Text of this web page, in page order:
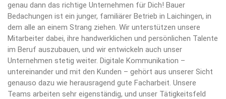
genau dann das richtige Unternehmen für Dich! Bauer
Bedachungen ist ein junger, familiärer Betrieb in Laichingen, in
dem alle an einem Strang ziehen. Wir unterstützen unsere
Mitarbeiter dabei, ihre handwerklichen und persönlichen Talente
im Beruf auszubauen, und wir entwickeln auch unser
Unternehmen stetig weiter. Digitale Kommunikation –
untereinander und mit den Kunden – gehört aus unserer Sicht
genauso dazu wie herausragend gute Facharbeit. Unsere
Teams arbeiten sehr eigenständig, und unser Tätigkeitsfeld